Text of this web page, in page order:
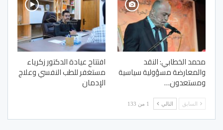
محمد الخطابي: النقد
والمعارضة مسؤولية سياسية
ومستعدون…
افتتاح عيادة الدكتور زكرياء
مستغفر للطب النفسي وعلاج
الإدمان
السابق التالي 1 من 133